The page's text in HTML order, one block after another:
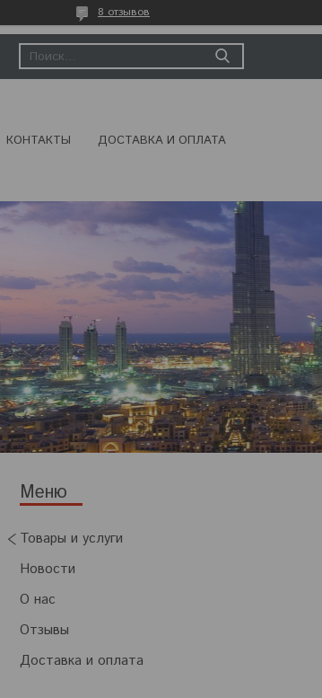
8 отзывов
КОНТАКТЫ ДОСТАВКА И ОПЛАТА
Товары и услуги
Новости
О нас
Отзывы
Доставка и оплата